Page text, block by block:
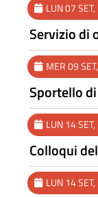
LUN 07
Servizio di
MER 09
Sportello
LUN 14
Colloqui
LUN 14